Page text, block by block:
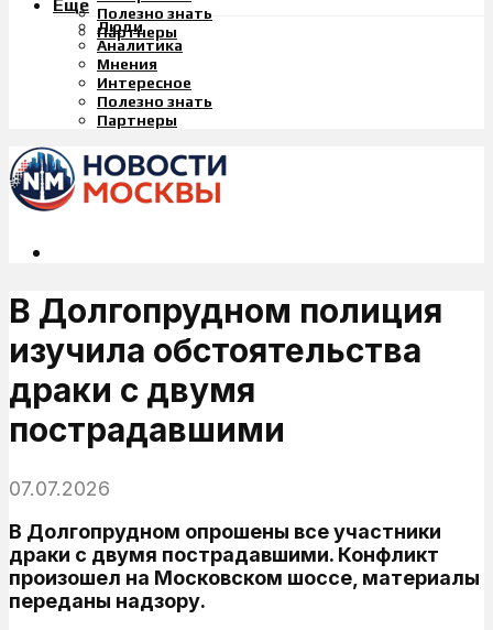
Полезно знать
Партнеры
Еще
Люди
Аналитика
Мнения
Интересное
Полезно знать
Партнеры
В Долгопрудном полиция
изучила обстоятельства
драки с двумя
пострадавшими
07.07.2026
В Долгопрудном опрошены все участники
драки с двумя пострадавшими. Конфликт
произошел на Московском шоссе, материалы
переданы надзору.